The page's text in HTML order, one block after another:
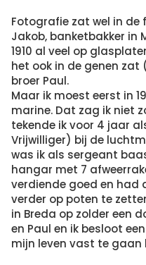
Fotografie zat wel in
Jakob, banketbakker in
1910 al veel op
het ook in de genen
broer Paul.
Maar ik moest eerst in
marine. Dat zag ik niet
tekende ik voor 4 jaar
Vrijwilliger) bij de
was ik als sergeant
hangar met 7
verdiende goed en had
verder op poten te
in Breda op zolder een
en Paul en ik besloot
mijn leven vast te gaan